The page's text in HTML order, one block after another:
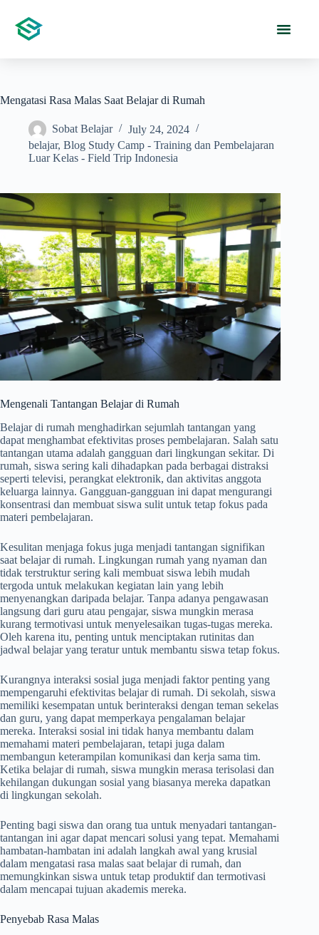
Mengatasi Rasa Malas Saat Belajar di Rumah
Sobat Belajar
July 24, 2024
belajar, Blog Study Camp - Training dan Pembelajaran
Luar Kelas - Field Trip Indonesia
Mengenali Tantangan Belajar di Rumah
Belajar di rumah menghadirkan sejumlah tantangan yang
dapat menghambat efektivitas proses pembelajaran. Salah satu
tantangan utama adalah gangguan dari lingkungan sekitar. Di
rumah, siswa sering kali dihadapkan pada berbagai distraksi
seperti televisi, perangkat elektronik, dan aktivitas anggota
keluarga lainnya. Gangguan-gangguan ini dapat mengurangi
konsentrasi dan membuat siswa sulit untuk tetap fokus pada
materi pembelajaran.
Kesulitan menjaga fokus juga menjadi tantangan signifikan
saat belajar di rumah. Lingkungan rumah yang nyaman dan
tidak terstruktur sering kali membuat siswa lebih mudah
tergoda untuk melakukan kegiatan lain yang lebih
menyenangkan daripada belajar. Tanpa adanya pengawasan
langsung dari guru atau pengajar, siswa mungkin merasa
kurang termotivasi untuk menyelesaikan tugas-tugas mereka.
Oleh karena itu, penting untuk menciptakan rutinitas dan
jadwal belajar yang teratur untuk membantu siswa tetap fokus.
Kurangnya interaksi sosial juga menjadi faktor penting yang
mempengaruhi efektivitas belajar di rumah. Di sekolah, siswa
memiliki kesempatan untuk berinteraksi dengan teman sekelas
dan guru, yang dapat memperkaya pengalaman belajar
mereka. Interaksi sosial ini tidak hanya membantu dalam
memahami materi pembelajaran, tetapi juga dalam
membangun keterampilan komunikasi dan kerja sama tim.
Ketika belajar di rumah, siswa mungkin merasa terisolasi dan
kehilangan dukungan sosial yang biasanya mereka dapatkan
di lingkungan sekolah.
Penting bagi siswa dan orang tua untuk menyadari tantangan-
tantangan ini agar dapat mencari solusi yang tepat. Memahami
hambatan-hambatan ini adalah langkah awal yang krusial
dalam mengatasi rasa malas saat belajar di rumah, dan
memungkinkan siswa untuk tetap produktif dan termotivasi
dalam mencapai tujuan akademis mereka.
Penyebab Rasa Malas